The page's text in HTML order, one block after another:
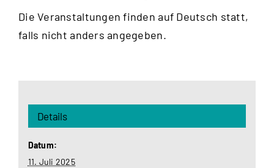
Die Veranstaltungen finden auf Deutsch statt,
falls nicht anders angegeben.
Details
Datum:
11. Juli 2025